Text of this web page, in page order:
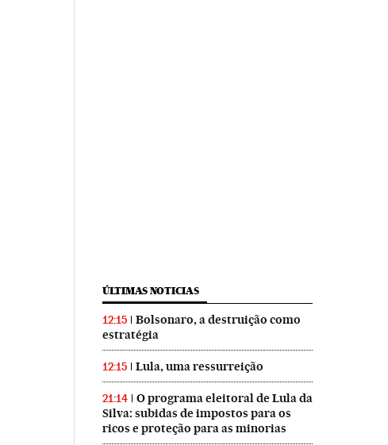
ÚLTIMAS NOTICIAS
12:15
Bolsonaro, a destruição como
estratégia
12:15 Lula, uma ressurreição
21:14
O programa eleitoral de Lula da
Silva: subidas de impostos para os
ricos e proteção para as minorias